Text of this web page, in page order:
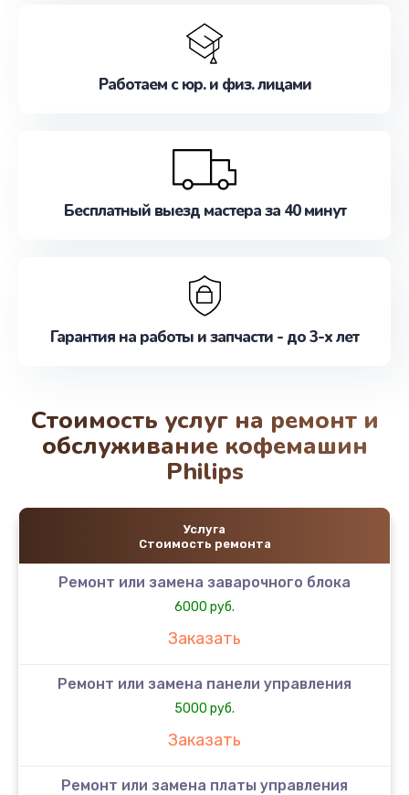
Работаем с юр. и физ. лицами
Бесплатный выезд мастера за 40 минут
Гарантия на работы и запчасти - до 3-х лет
Стоимость услуг на ремонт и
обслуживание кофемашин
Philips
Услуга
Стоимость ремонта
Ремонт или замена заварочного блока
6000 руб.
Заказать
Ремонт или замена панели управления
5000 руб.
Заказать
Ремонт или замена платы управления